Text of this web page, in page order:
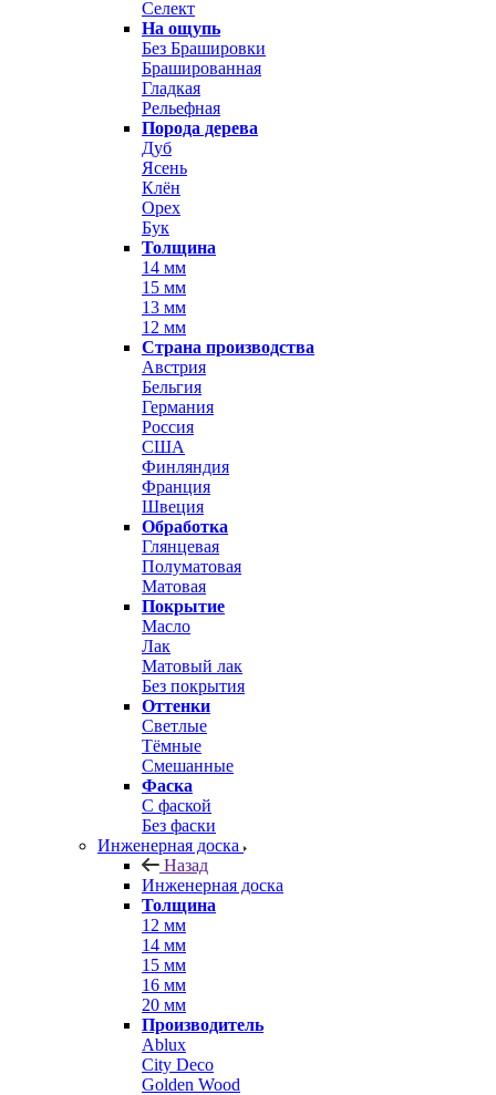
Селект
На ощупь
Без Брашировки
Брашированная
Гладкая
Рельефная
Порода дерева
Дуб
Ясень
Клён
Орех
Бук
Толщина
14 мм
15 мм
13 мм
12 мм
Страна производства
Австрия
Бельгия
Германия
Россия
США
Финляндия
Франция
Швеция
Обработка
Глянцевая
Полуматовая
Матовая
Покрытие
Масло
Лак
Матовый лак
Без покрытия
Оттенки
Светлые
Тёмные
Смешанные
Фаска
С фаской
Без фаски
Инженерная доска
Назад
Инженерная доска
Толщина
12 мм
14 мм
15 мм
16 мм
20 мм
Производитель
Ablux
City Deco
Golden Wood